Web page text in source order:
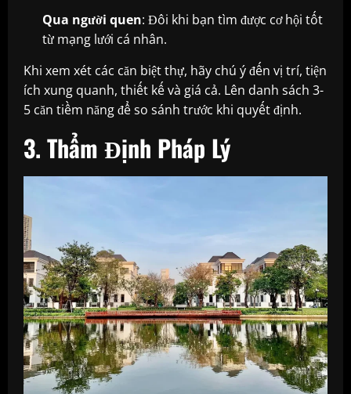
Qua người quen: Đôi khi bạn tìm được cơ hội tốt
từ mạng lưới cá nhân.
Khi xem xét các căn biệt thự, hãy chú ý đến vị trí, tiện
ích xung quanh, thiết kế và giá cả. Lên danh sách 3-
5 căn tiềm năng để so sánh trước khi quyết định.
3. Thẩm Định Pháp Lý